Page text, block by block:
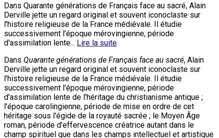
Dans Quarante générations de Français face au sacré, Alain
Derville jette un regard original et souvent iconoclaste sur
l'histoire religieuse de la France médiévale. Il étudie
successivement l'époque mérovingienne, période
d'assimilation lente... Lire la suite
Dans Quarante générations de Français face au sacré, Alain
Derville jette un regard original et souvent iconoclaste sur
l'histoire religieuse de la France médiévale. Il étudie
successivement l'époque mérovingienne, période
d'assimilation lente de l'héritage du christianisme antique ;
l'époque carolingienne, période de mise en ordre de cet
héritage sous l'égide de la royauté sacrée ; le Moyen Âge
roman, période d'effervescence créatrice autant dans le
champ spirituel que dans les champs intellectuel et artistique